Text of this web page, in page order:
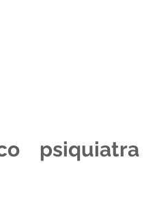
psiquiatra